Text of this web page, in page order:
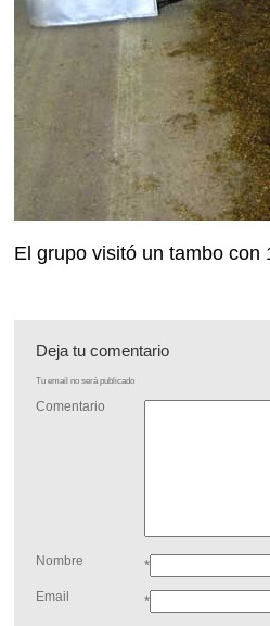
El grupo visitó un tambo
Deja tu comentario
Tu email no será publicado
Comentario
Nombre *
Email *